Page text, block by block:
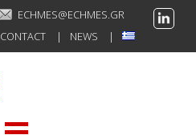
ECHMES@ECHMES.GR
CONTACT NEWS